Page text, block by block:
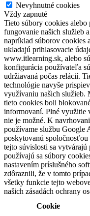
Nevyhnutné cookies
Vždy zapnuté
Tieto súbory cookies
fungovanie našich služieb
napríklad súborov cookies
ukladajú prihlasovacie
www.itlearning.sk, alebo
konfigurácia používateľa
udržiavaná počas relácií.
technológie navyše
využívaniu našich služieb.
tieto cookies boli
informovaní. Plné využitie
nie je možné. K
používame službu Google
poskytovanú
tejto súvislosti sa
používajú sa súbory
nastavením príslušného
zdôraznili, že v tomto
všetky funkcie tejto
našich zásadách ochrany
Cookie